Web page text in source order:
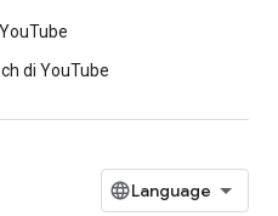
di YouTube